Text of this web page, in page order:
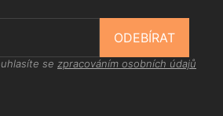
ODEBÍRAT
se zpracováním osobních údajů